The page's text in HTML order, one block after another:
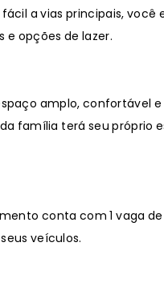
a vias principais,
e opções de lazer.
amplo, confortável e
família terá seu próprio
conta com 1 vaga
veículos.